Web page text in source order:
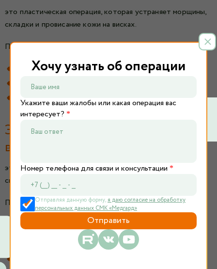
это пластическая операция, которая устраняет морщины,
складки и провисание кожи на висках.
Показания:
Морщины и складки на висках
Опущенные брови
Эндоскопический лобно-
височный лифтинг лица
это пластическая операция, которая устраняет морщины,
складки и провисание кожи на лбу и висках.
Показания:
Горизонтальные морщины на лбу
Вертикальные складки между бровями (глабеллярные
Хочу узнать об операции
Укажите ваши жалобы или какая операция вас
интересует? *
Номер телефона для связи и консультации *
Отправляя данную форму,я даю согласие на обработку
персональных данных СМК «Медгард»